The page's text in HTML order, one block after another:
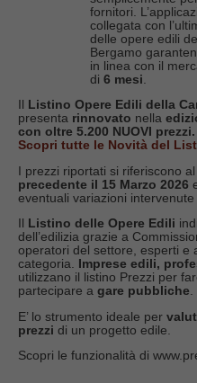
fornitori.
collegata con
delle opere edili
Bergamo
in linea con il
di 6 mesi
Listino Opere Edili della
presenta rinnovato nella
con oltre 5.200 NUOVI prezzi.
Scopri tutte le Novità del
I prezzi riportati si riferiscono al
precedente il 15 Marzo 2026
eventuali variazioni intervenute
Listino delle Opere Edili
dell’edilizia grazie a
operatori del settore, esperti e
categoria.
Imprese edili,
utilizzano il listino Prezzi per
partecipare a gare pubbliche.
E’ lo strumento ideale per
prezzi di un progetto edile.
Scopri le funzionalità di